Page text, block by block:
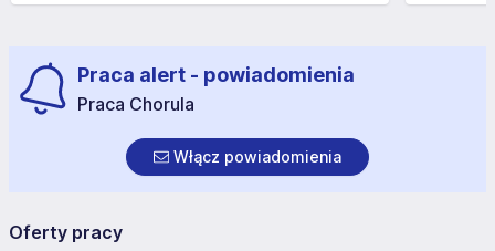
Praca alert - powiadomienia
Praca Chorula
Włącz powiadomienia
Oferty pracy